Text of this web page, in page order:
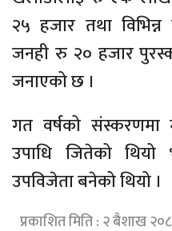
२५ हजार तथा विभिन्न
जनही रु २० हजार
जनाएको छ ।
गत वर्षको संस्करणमा
उपाधि जितेको
उपविजेता बनेको थियो ।
प्रकाशित मिति : २ बैशाख